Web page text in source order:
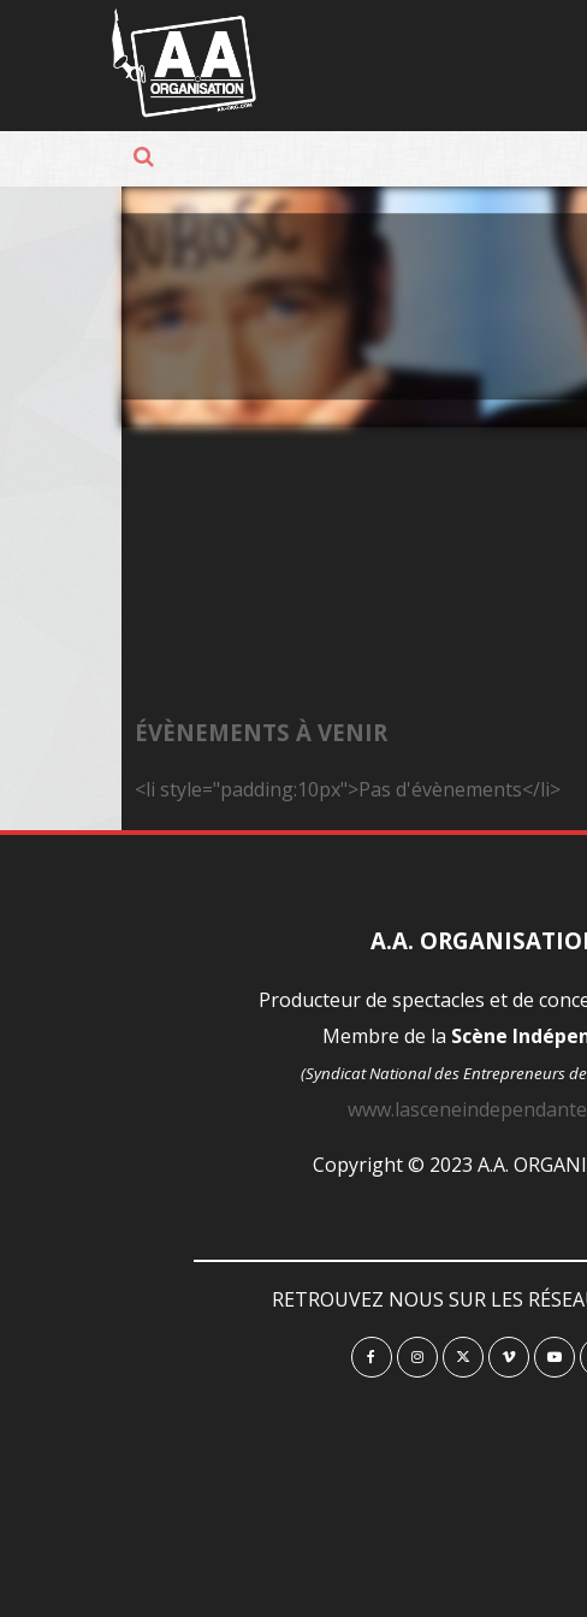
Panneau de gestion des cookies
ÉVÈNEMENTS À VENIR
<li style="padding:10px">Pas d'évènements</li>
A.A.
Producteur de spectacles et de
Membre de la Scène
(Syndicat National des Entrepreneurs
Copyright © 2023 A.A.
RETROUVEZ NOUS SUR LES